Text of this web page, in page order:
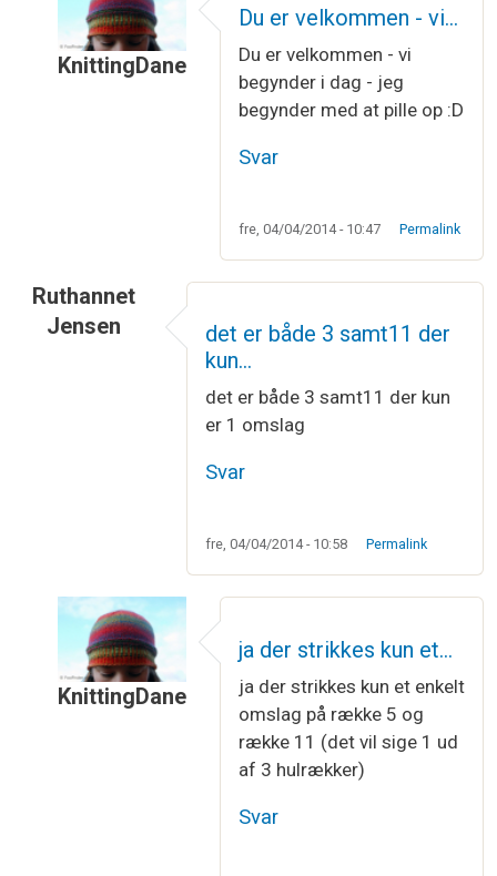
KnittingDane
kællingesjalafRuthannet Jensen
Du er velkommen - vi…
Du er velkommen - vi
begynder i dag - jeg
begynder med at pille op :D
Svar
fre, 04/04/2014 - 10:47 Permalink
Ruthannet
Jensen
det er både 3 samt11 der
kun…
det er både 3 samt11 der kun
er 1 omslag
Svar
fre, 04/04/2014 - 10:58 Permalink
KnittingDane
det er både 3 samt11 der kun…
ja der strikkes kun et…
ja der strikkes kun et enkelt
omslag på række 5 og
række 11 (det vil sige 1 ud
af 3 hulrækker)
Svar